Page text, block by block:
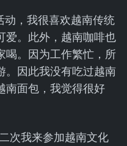
动，我很喜欢越南传统
爱。此外，越南咖啡也
喝。因为工作繁忙，所
。因此我没有吃过越南
南面包，我觉得很好
次我来参加越南文化